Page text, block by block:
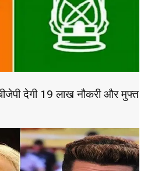
देगी 19 लाख नौकरी और मुफ्त